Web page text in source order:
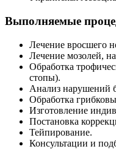
Выполняемые
Лечение вросшего
Лечение мозолей,
Обработка
стопы).
Анализ нарушений
Обработка
Изготовление
Постановка
Тейпирование.
Консультации и